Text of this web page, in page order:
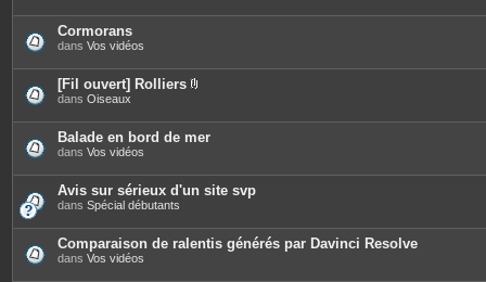
Cormorans
dans Vos vidéos
[Fil ouvert] Rolliers
è
c
j
o
i
t
e
s
dans Oiseaux
Balade en bord de mer
dans Vos vidéos
Avis sur sérieux d'un site svp
dans Spécial débutants
Comparaison de ralentis générés par Davinci Resolve
dans Vos vidéos